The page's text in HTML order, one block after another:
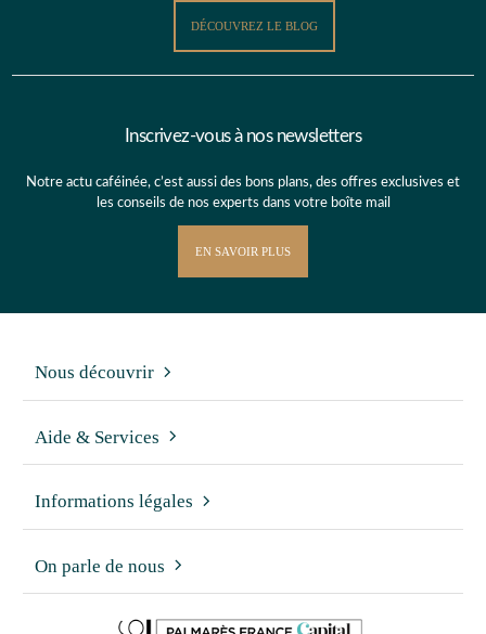
DÉCOUVREZ LE BLOG
Inscrivez-vous à nos newsletters
Notre actu caféinée, c’est aussi des bons plans, des offres exclusives et
les conseils de nos experts dans votre boîte mail
EN SAVOIR PLUS
Nous découvrir
Aide & Services
Informations légales
On parle de nous